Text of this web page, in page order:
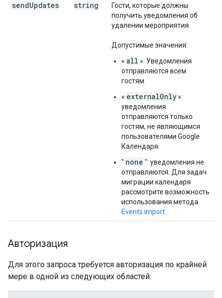
sendUpdates string
Гости, которые должны
получить уведомления об
удалении мероприятия.
Допустимые значения:
« all »: Уведомления
отправляются всем
гостям.
« externalOnly »:
уведомления
отправляются только
гостям, не являющимся
пользователями Google
Календаря.
" none ": уведомления не
отправляются. Для задач
миграции календаря
рассмотрите возможность
использования метода
Events.import
Авторизация
Для этого запроса требуется авторизация по крайней
мере в одной из следующих областей: